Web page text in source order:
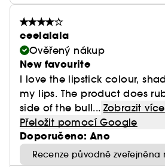
ceelalala
Ověřený nákup
New favourite
I love the lipstick colour,
my lips. The product does
side of the bull... Zobrazit více
Přeložit pomocí Google
Doporučeno: Ano
Recenze původně